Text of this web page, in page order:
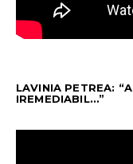
LAVINIA PETREA:
IREMEDIABIL…”